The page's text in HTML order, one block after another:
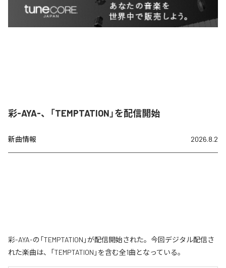
彩-AYA-、「TEMPTATION」を配信開始
新曲情報 2026.8.2
彩-AYA-の「TEMPTATION」が配信開始された。今回デジタル配信さ
れた楽曲は、「TEMPTATION」を含む全1曲となっている。